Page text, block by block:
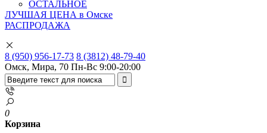
ОСТАЛЬНОЕ
ЛУЧШАЯ ЦЕНА в Омске
РАСПРОДАЖА
8 (950) 956-17-73 8 (3812) 48-79-40
Омск, Мира, 70 Пн-Вс 9:00-20:00
0
Корзина